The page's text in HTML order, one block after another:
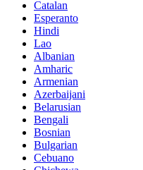
Catalan
Esperanto
Hindi
Lao
Albanian
Amharic
Armenian
Azerbaijani
Belarusian
Bengali
Bosnian
Bulgarian
Cebuano